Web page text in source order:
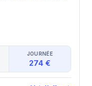
JOURNÉE
274 €